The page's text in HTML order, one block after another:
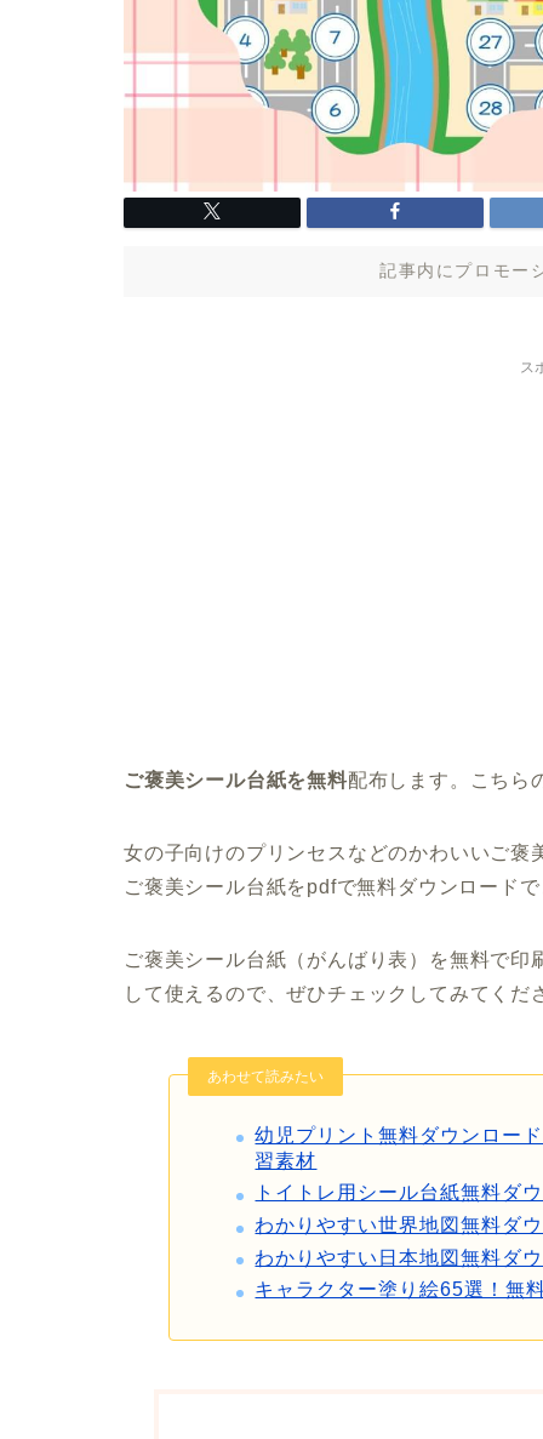
記事内にプロモー
ス
ご褒美シール台紙を無料配布します。こちら
女の子向けのプリンセスなどのかわいいご
ご褒美シール台紙をpdfで無料ダウンロードで
ご褒美シール台紙（がんばり表）を無料で
して使えるので、ぜひチェックしてみてくだ
あわせて読みたい
幼児プリント無料ダウンロー
習素材
トイトレ用シール台紙無料ダ
わかりやすい世界地図無料ダ
わかりやすい日本地図無料ダ
キャラクター塗り絵65選！無